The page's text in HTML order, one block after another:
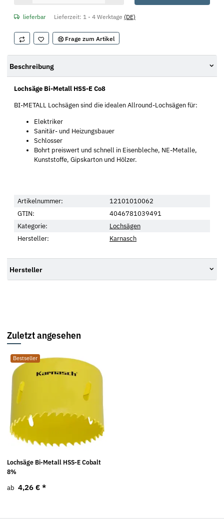
lieferbar Lieferzeit: 1 - 4 Werktage (DE)
Frage zum Artikel
Beschreibung
Lochsäge Bi-Metall HSS-E Co8
BI-METALL Lochsägen sind die idealen Allround-Lochsägen für:
Elektriker
Sanitär- und Heizungsbauer
Schlosser
Bohrt preiswert und schnell in Eisenbleche, NE-Metalle,
Kunststoffe, Gipskarton und Hölzer.
Artikelnummer:
12101010062
GTIN:
4046781039491
Kategorie:
Lochsägen
Hersteller:
Karnasch
Hersteller
Zuletzt angesehen
Bestseller
Lochsäge Bi-Metall HSS-E Cobalt
8%
ab 4,26 € *